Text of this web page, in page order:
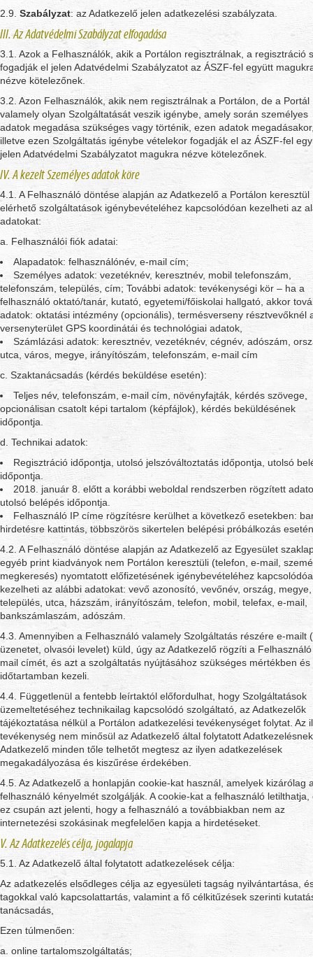
2.9. Szabályzat: az Adatkezelő jelen adatkezelési szabályzata.
III. Az Adatvédelmi Szabályzat elfogadása
3.1. Azok a Felhasználók, akik a Portálon regisztrálnak, a regisztráció
fogadják el jelen Adatvédelmi Szabályzatot az ÁSZF-fel együtt
nézve kötelezőnek.
3.2. Azon Felhasználók, akik nem regisztrálnak a Portálon, de a Portál
valamely olyan Szolgáltatását veszik igénybe, amely során személyes
adatok megadása szükséges vagy történik, ezen adatok
illetve ezen Szolgáltatás igénybe vételekor fogadják el az ÁSZF-fel
jelen Adatvédelmi Szabályzatot magukra nézve kötelezőnek.
IV. A kezelt Személyes adatok köre
4.1. A Felhasználó döntése alapján az Adatkezelő a Portálon keresztül
elérhető szolgáltatások igénybevételéhez kapcsolódóan kezelheti az
adatokat:
a. Felhasználói fiók adatai:
Alapadatok: felhasználónév, e-mail cím;
Személyes adatok: vezetéknév, keresztnév, mobil telefonszám,
telefonszám, település, cím; További adatok: tevékenységi kör – ha a
felhasználó oktató/tanár, kutató, egyetemi/főiskolai hallgató, akkor
adatok: oktatási intézmény (opcionális), termésverseny résztvevőknél
versenyterület GPS koordinátái és technológiai adatok,
Számlázási adatok: keresztnév, vezetéknév, cégnév, adószám,
utca, város, megye, irányítószám, telefonszám, e-mail cím
c. Szaktanácsadás (kérdés beküldése esetén):
Teljes név, telefonszám, e-mail cím, növényfajták, kérdés szövege,
opcionálisan csatolt képi tartalom (képfájlok), kérdés beküldésének
időpontja.
d. Technikai adatok:
Regisztráció időpontja, utolsó jelszóváltoztatás időpontja, utolsó
időpontja.
2018. január 8. előtt a korábbi weboldal rendszerben rögzített
utolsó belépés időpontja.
Felhasználó IP címe rögzítésre kerülhet a következő esetekben:
hirdetésre kattintás, többszörös sikertelen belépési próbálkozás
4.2. A Felhasználó döntése alapján az Adatkezelő az Egyesület
egyéb print kiadványok nem Portálon keresztüli (telefon, e-mail,
megkeresés) nyomtatott előfizetésének igénybevételéhez
kezelheti az alábbi adatokat: vevő azonosító, vevőnév, ország, megye,
település, utca, házszám, irányítószám, telefon, mobil, telefax, e-mail,
bankszámlaszám, adószám.
4.3. Amennyiben a Felhasználó valamely Szolgáltatás részére e-mailt
üzenetet, olvasói levelet) küld, úgy az Adatkezelő rögzíti a
mail címét, és azt a szolgáltatás nyújtásához szükséges mértékben és
időtartamban kezeli.
4.4. Függetlenül a fentebb leírtaktól előfordulhat, hogy Szolgáltatások
üzemeltetéséhez technikailag kapcsolódó szolgáltató, az Adatkezelők
tájékoztatása nélkül a Portálon adatkezelési tevékenységet folytat. Az
tevékenység nem minősül az Adatkezelő által folytatott
Adatkezelő minden tőle telhetőt megtesz az ilyen adatkezelések
megakadályozása és kiszűrése érdekében.
4.5. Az Adatkezelő a honlapján cookie-kat használ, amelyek kizárólag
felhasználó kényelmét szolgálják. A cookie-kat a felhasználó letilthatja,
ez csupán azt jelenti, hogy a felhasználó a továbbiakban nem az
internetezési szokásinak megfelelően kapja a hirdetéseket.
V. Az Adatkezelés célja, jogalapja
5.1. Az Adatkezelő által folytatott adatkezelések célja:
Az adatkezelés elsődleges célja az egyesületi tagság nyilvántartása,
tagokkal való kapcsolattartás, valamint a fő célkitűzések szerinti
tanácsadás,
Ezen túlmenően:
a. online tartalomszolgáltatás;